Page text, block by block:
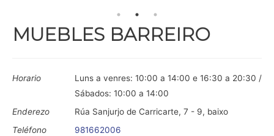
MUEBLES BARREIRO
Horario
Luns a venres: 10:00 a 14:00 e 16:30 a 20:30 /
Sábados: 10:00 a 14:00
Enderezo
Rúa Sanjurjo de Carricarte, 7 - 9, baixo
Teléfono
981662006